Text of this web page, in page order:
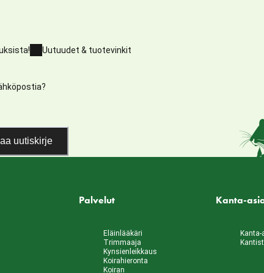
Uutuudet & tuotevinkit
uutiskirje
Palvelut
Eläinlääkäri
Trimmaaja
Kynsienleikkaus
Koirahieronta
Koiran
Kanta-